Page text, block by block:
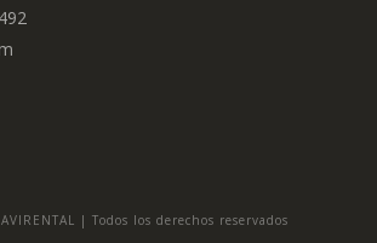
| Todos los derechos reservados